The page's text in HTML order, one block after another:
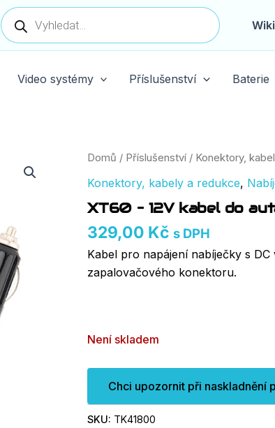
Products
search
Wiki
Video systémy Příslušenství Baterie
Domů / Příslušenství / Konektory,
Konektory, kabely a redukce,
XT60 – 12V kabel do
329,00 Kč s DPH
Kabel pro napájení nabíječky s DC
zapalovačového konektoru.
Není skladem
Chci upozornit při naskladnění
SKU: TK41800